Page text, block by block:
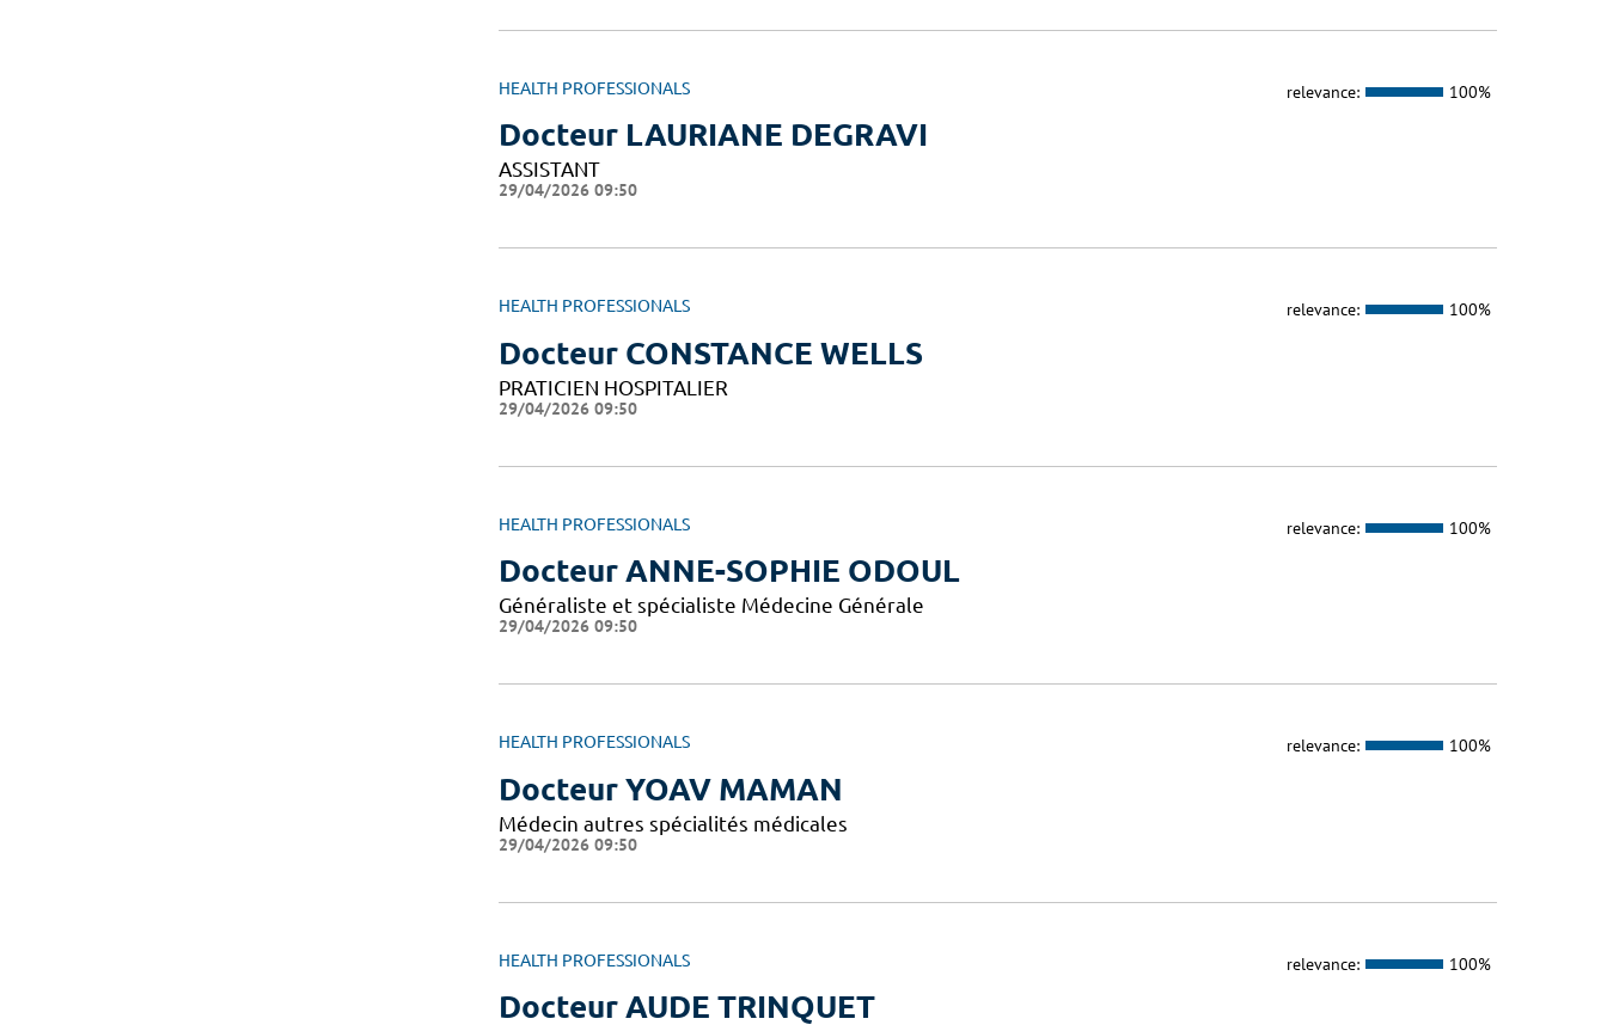
HEALTH PROFESSIONALS relevance: 100%
Docteur LAURIANE DEGRAVI
ASSISTANT
29/04/2026 09:50
HEALTH PROFESSIONALS relevance: 100%
Docteur CONSTANCE WELLS
PRATICIEN HOSPITALIER
29/04/2026 09:50
HEALTH PROFESSIONALS relevance: 100%
Docteur ANNE-SOPHIE ODOUL
Généraliste et spécialiste Médecine Générale
29/04/2026 09:50
HEALTH PROFESSIONALS relevance: 100%
Docteur YOAV MAMAN
Médecin autres spécialités médicales
29/04/2026 09:50
HEALTH PROFESSIONALS relevance: 100%
Docteur AUDE TRINQUET